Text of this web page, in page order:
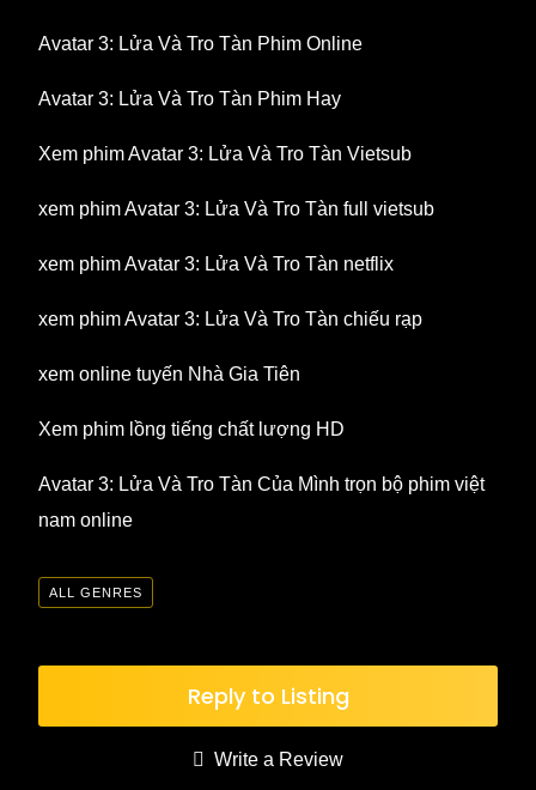
Avatar 3: Lửa Và Tro Tàn Phim Online
Avatar 3: Lửa Và Tro Tàn Phim Hay
Xem phim Avatar 3: Lửa Và Tro Tàn Vietsub
xem phim Avatar 3: Lửa Và Tro Tàn full vietsub
xem phim Avatar 3: Lửa Và Tro Tàn netflix
xem phim Avatar 3: Lửa Và Tro Tàn chiếu rạp
xem online tuyến Nhà Gia Tiên
Xem phim lồng tiếng chất lượng HD
Avatar 3: Lửa Và Tro Tàn Của Mình trọn bộ phim việt
nam online
ALL GENRES
Reply to Listing
Write a Review